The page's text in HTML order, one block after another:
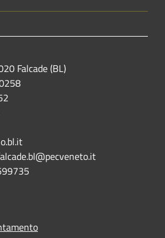
Falcade (BL)